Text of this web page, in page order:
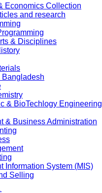
Economics Collection
and research
& Disciplines
Bangladesh
& BioTechlogy Engineering
& Business Administration
Information System (MIS)
Selling